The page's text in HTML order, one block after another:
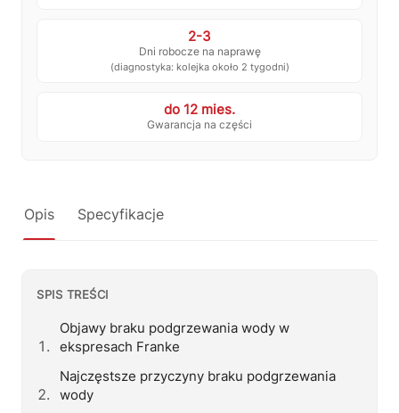
2-3
Dni robocze na naprawę
(diagnostyka: kolejka około 2 tygodni)
do 12 mies.
Gwarancja na części
Opis Specyfikacje
SPIS TREŚCI
Objawy braku podgrzewania wody w
ekspresach Franke
Najczęstsze przyczyny braku podgrzewania
wody
Reklamacja naprawy 📦Reklamacja towaru